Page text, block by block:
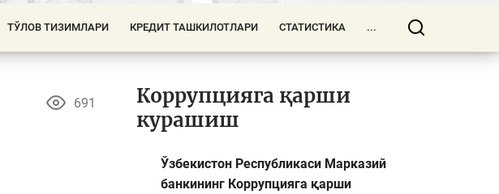
ТЎЛОВ ТИЗИМЛАРИ КРЕДИТ ТАШКИЛОТЛАРИ СТАТИСТИКА ...
691
Коррупцияга қарши
курашиш
Ўзбекистон Республикаси Марказий
банкининг Коррупцияга қарши